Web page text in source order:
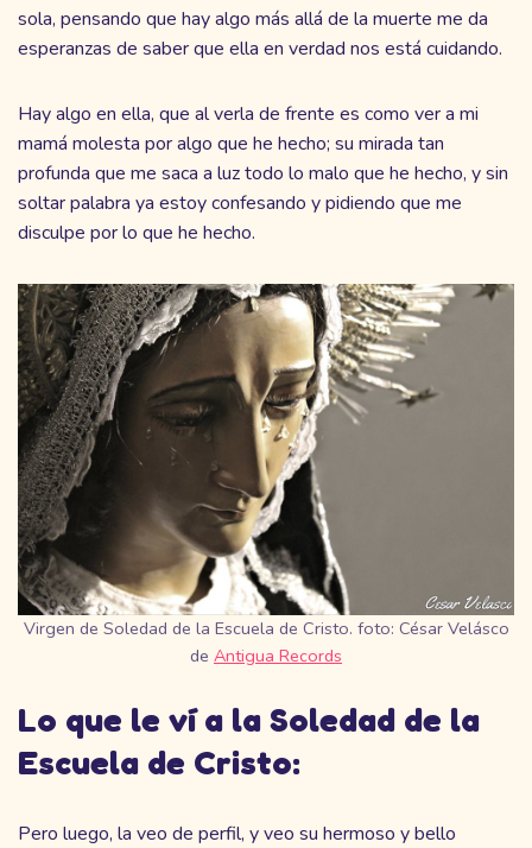
sola, pensando que hay algo más allá de la muerte me da
esperanzas de saber que ella en verdad nos está cuidando.
Hay algo en ella, que al verla de frente es como ver a mi
mamá molesta por algo que he hecho; su mirada tan
profunda que me saca a luz todo lo malo que he hecho, y sin
soltar palabra ya estoy confesando y pidiendo que me
disculpe por lo que he hecho.
Virgen de Soledad de la Escuela de Cristo. foto: César Velásco
de Antigua Records
Lo que le ví a la Soledad de la
Escuela de Cristo:
Pero luego, la veo de perfil, y veo su hermoso y bello